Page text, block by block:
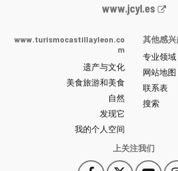
Junta
y
León
网
站
门
户
-
www.jcyl.es
www.turismocastillayleon.co
m
遗产与文化
美食旅游和美食
自然
发现它
我的个人空间
其他感
专业领域
网站地图
联系表
搜索
上关注我们